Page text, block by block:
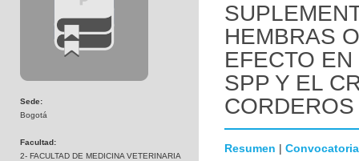
Sede:
Bogotá
Facultad:
2- FACULTAD DE MEDICINA VETERINARIA
HEMBRAS
EFECTO
SPP Y EL
Resumen | Convocatoria